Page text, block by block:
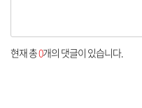
현재 총0개의 댓글이 있습니다.